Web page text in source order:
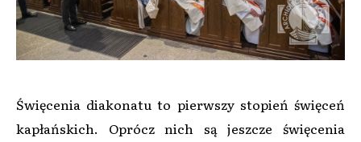
Święcenia diakonatu to pierwszy stopień święceń
kapłańskich. Oprócz nich są jeszcze święcenia